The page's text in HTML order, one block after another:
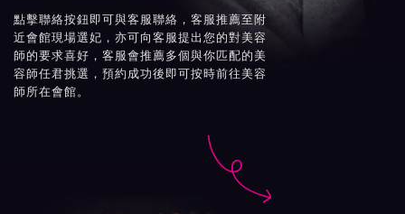
點擊聯絡按鈕即可與客服聯絡，客服推薦至附
近會館現場選妃，亦可向客服提出您的對美容
師的要求喜好，客服會推薦多個與你匹配的美
容師任君挑選，預約成功後即可按時前往美容
師所在會館。
